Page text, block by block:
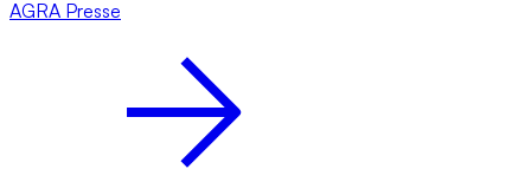
AGRA Presse